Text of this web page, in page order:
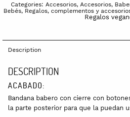
Categories: Accesorios, Accesorios,
Bebés, Regalos, complementos y
Regalos
Description
DESCRIPTION
ACABADO:
Bandana babero con cierre con
la parte posterior para que la puedan